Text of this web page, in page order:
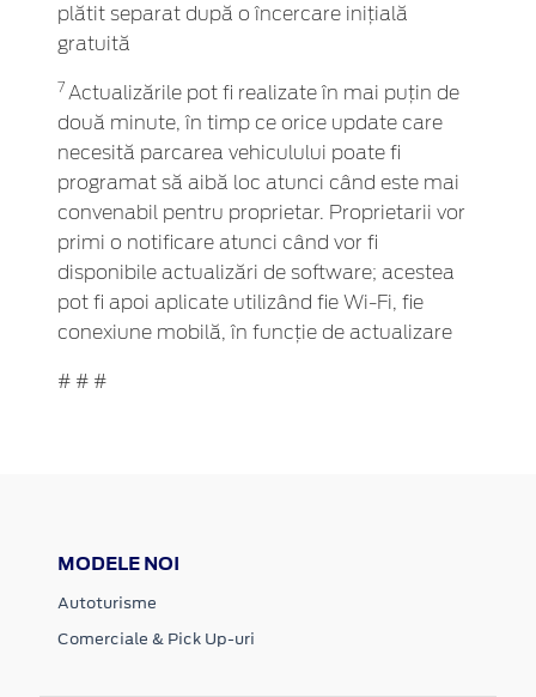
plătit separat după o încercare inițială
gratuită
7 Actualizările pot fi realizate în mai puțin de
două minute, în timp ce orice update care
necesită parcarea vehiculului poate fi
programat să aibă loc atunci când este mai
convenabil pentru proprietar. Proprietarii vor
primi o notificare atunci când vor fi
disponibile actualizări de software; acestea
pot fi apoi aplicate utilizând fie Wi-Fi, fie
conexiune mobilă, în funcție de actualizare
# # #
MODELE NOI
Autoturisme
Comerciale & Pick Up-uri